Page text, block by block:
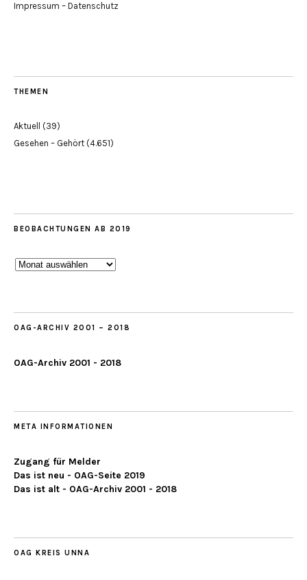
Impressum – Datenschutz
THEMEN
Aktuell
(39)
Gesehen – Gehört (4.651)
BEOBACHTUNGEN AB 2019
Beobachtungen
OAG-ARCHIV 2001 – 2018
OAG-Archiv 2001 - 2018
META INFORMATIONEN
Zugang für Melder
Das ist neu - OAG-Seite 2019
Das ist alt - OAG-Archiv 2001 - 2018
OAG KREIS UNNA